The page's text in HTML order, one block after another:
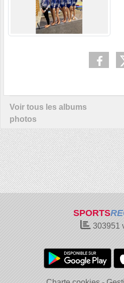
Voir tous les albums
photos
SPORTS
303951